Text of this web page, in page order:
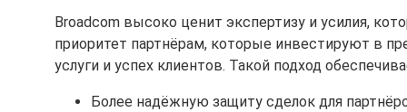
Broadcom высоко ценит экспертизу и усилия,
приоритет партнёрам, которые инвестируют в
услуги и успех клиентов. Такой подход
Более надёжную защиту сделок для